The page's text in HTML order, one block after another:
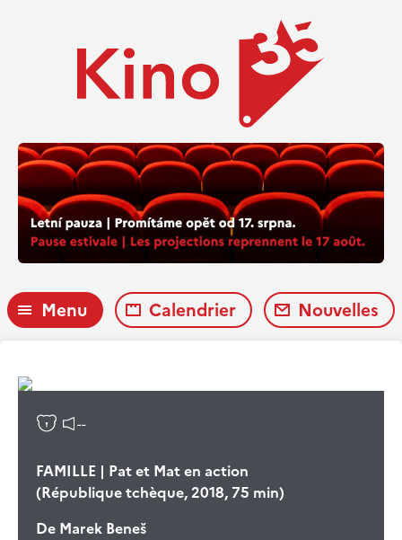
Menu Calendrier Nouvelles
--
FAMILLE | Pat et Mat en action
(République tchèque, 2018, 75 min)
De Marek Beneš